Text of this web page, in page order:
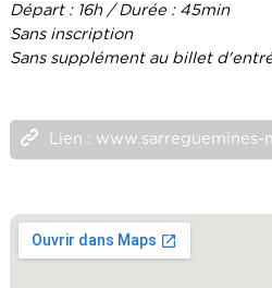
Départ : 16h / Durée : 45min
Sans inscription
Sans supplément au billet
Lien : www.sarreguemines-